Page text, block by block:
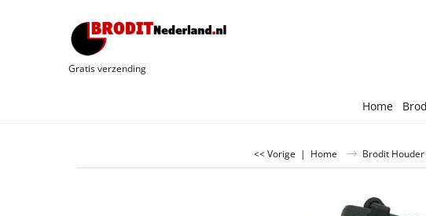
Gratis verzending
Home
<< Vorige | Home Brodit